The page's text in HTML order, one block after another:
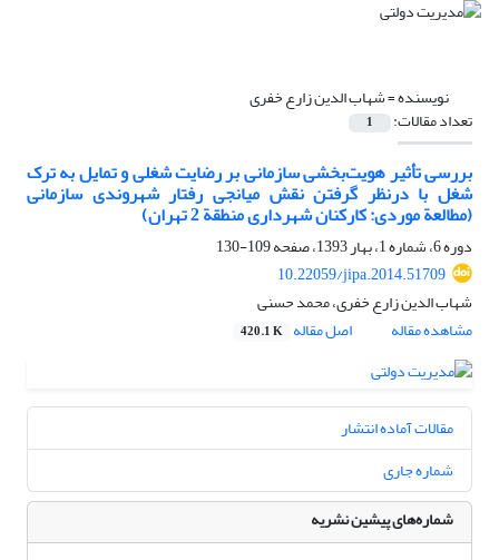
نویسنده =شهاب الدین زارع خفری
تعداد مقالات: 1
بررسی تأثیر هویت‌بخشی سازمانی بر رضایت شغلی و تمایل به ترک
شغل با درنظر گرفتن نقش میانجی رفتار شهروندی سازمانی
(مطالعة موردی: کارکنان شهرداری منطقة 2 تهران)
دوره 6، شماره 1، بهار 1393، صفحه
109-130
10.22059/jipa.2014.51709
شهاب الدین زارع خفری، محمد حسنی
مشاهده مقاله
اصل مقاله 420.1 K
مقالات آماده انتشار
شماره جاری
شماره‌های پیشین نشریه